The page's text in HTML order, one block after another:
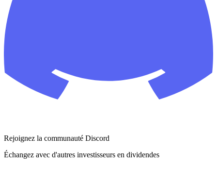
Rejoignez la communauté Discord
Échangez avec d'autres investisseurs en dividendes